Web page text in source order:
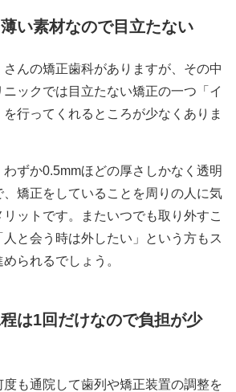
い素材なので目立たない
んの矯正歯科がありますが、その中
ックでは目立たない矯正の一つ「イ
行ってくれるところが少なくありま
ずか0.5mmほどの厚さしかなく透明
矯正をしていることを周りの人に気
ットです。またいつでも取り外すこ
と会う時は外したい」という方もス
られるでしょう。
は1回だけなので負担が少
も通院して歯列や矯正装置の調整を